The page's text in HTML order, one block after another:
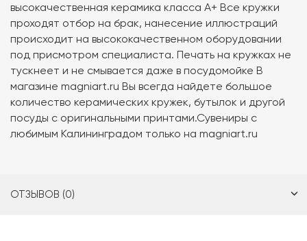
высокачественная керамика класса А+ Все кружки
проходят отбор на брак, нанесение иллюстраций
происходит на высококачественном оборудовании
под присмотром специалиста. Печать на кружках не
тускнеет и не смывается даже в посудомойке В
магазине magniart.ru Вы всегда найдете большое
количество керамических кружек, бутылок и другой
посуды с оригинальными принтами.Сувениры с
любимым Калининградом только на magniart.ru
ОТЗЫВОВ (0)